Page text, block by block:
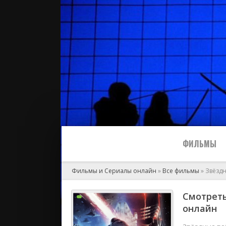
ФИЛЬМЫ
2024
Фильмы и Сериалы онлайн » Все фильмы »
онлайн